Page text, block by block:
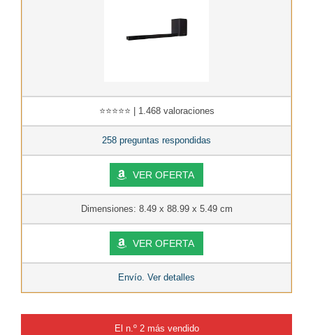
⭐⭐⭐⭐⭐ | 1.468 valoraciones
258 preguntas respondidas
VER OFERTA
Dimensiones: 8.49 x 88.99 x 5.49 cm
VER OFERTA
Envío. Ver detalles
El n.º 2 más vendido